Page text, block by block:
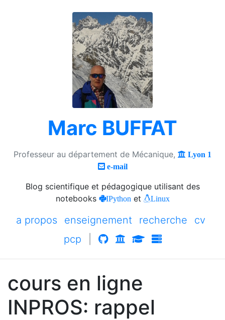
Marc BUFFAT
Professeur au département de Mécanique,
Lyon 1
e-mail
Blog scientifique et pédagogique utilisant des
notebooks
IPython et Linux
a propos enseignement recherche
cv
pcp
cours en ligne
INPROS: rappel